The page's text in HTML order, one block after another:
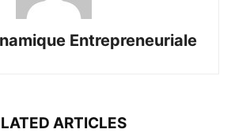
Entrepreneuriale
ARTICLES